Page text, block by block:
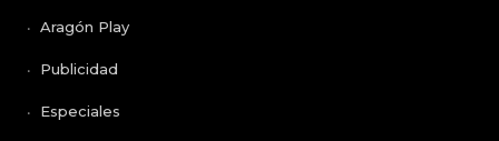
Aragón Play
Publicidad
Especiales